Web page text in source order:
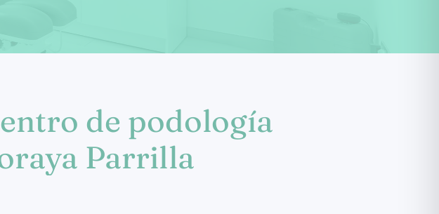
de podología
Parrilla